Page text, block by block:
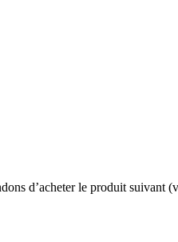
d’acheter le produit suivant